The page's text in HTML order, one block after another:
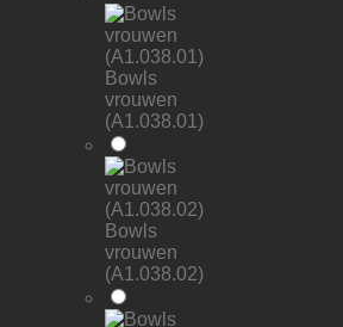
Bowls
vrouwen
(A1.038.01)
Bowls
vrouwen
(A1.038.02)